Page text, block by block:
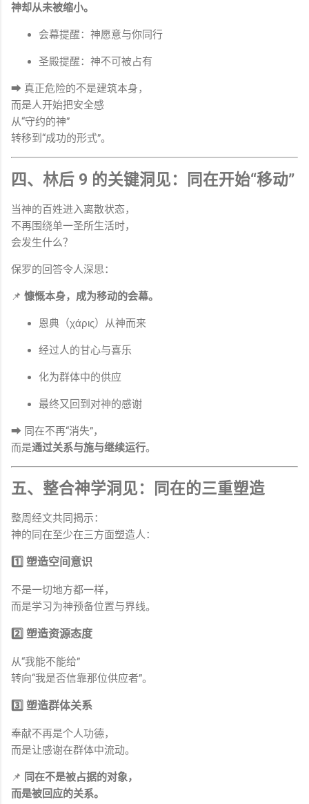
神却从未被缩小。
会幕提醒：神愿意与你同行
圣殿提醒：神不可被占有
➡ 真正危险的不是建筑本身，
而是人开始把安全感
从“守约的神”
转移到“成功的形式”。
四、林后 9 的关键洞见：同在开始“移动”
当神的百姓进入离散状态，
不再围绕单一圣所生活时，
会发生什么？
保罗的回答令人深思：
📌 慷慨本身，成为移动的会幕。
恩典（χάρις）从神而来
经过人的甘心与喜乐
化为群体中的供应
最终又回到对神的感谢
➡ 同在不再“消失”，
而是通过关系与施与继续运行。
五、整合神学洞见：同在的三重塑造
整周经文共同揭示：
神的同在至少在三方面塑造人：
1️⃣ 塑造空间意识
不是一切地方都一样，
而是学习为神预备位置与界线。
2️⃣ 塑造资源态度
从“我能不能给”
转向“我是否信靠那位供应者”。
3️⃣ 塑造群体关系
奉献不再是个人功德，
而是让感谢在群体中流动。
📌 同在不是被占据的对象，
而是被回应的关系。